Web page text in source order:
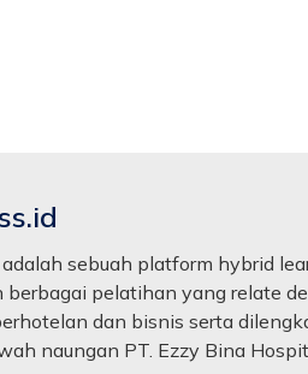
adalah sebuah platform hybrid
berbagai pelatihan yang relate
dan bisnis serta
naungan PT. Ezzy Bina